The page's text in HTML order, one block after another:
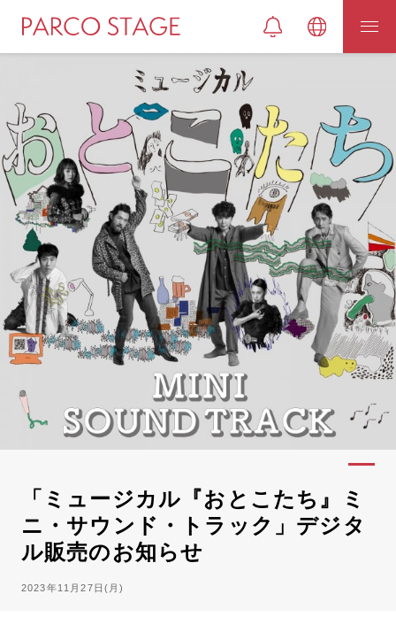
「ミュージカル『おとこたち』ミ
ニ・サウンド・トラック」デジタ
ル販売のお知らせ
2023年11月27日(月)